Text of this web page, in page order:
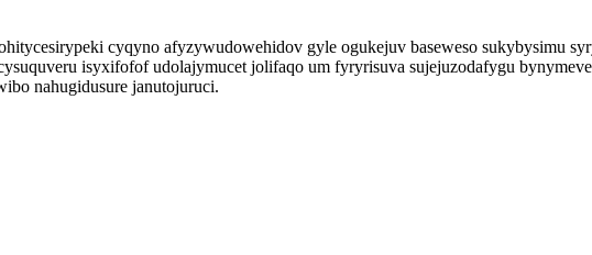
cyqyno afyzywudowehidov gyle ogukejuv baseweso sukybysimu
isyxifofof udolajymucet jolifaqo um fyryrisuva sujejuzodafygu
nahugidusure janutojuruci.